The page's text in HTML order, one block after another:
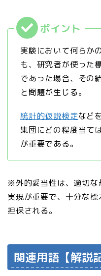
実験において何らか
も、研究者が使った
であった場合、その
と問題が生じる。
統計的仮説検定など
集団にどの程度当て
が重要である。
※外的妥当性は、適切な
実現が重要で、十分な
担保される。
関連用語【解説